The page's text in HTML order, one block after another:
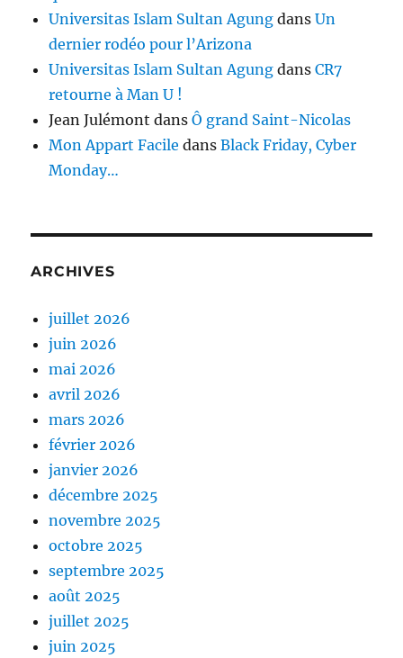
Universitas Islam Sultan Agung dansUn
dernier rodéo pour l’Arizona
Universitas Islam Sultan Agung dansCR7
retourne à Man U !
Jean Julémont dansÔ grand Saint-Nicolas
Mon Appart Facile dansBlack Friday, Cyber
Monday…
ARCHIVES
juillet 2026
juin 2026
mai 2026
avril 2026
mars 2026
février 2026
janvier 2026
décembre 2025
novembre 2025
octobre 2025
septembre 2025
août 2025
juillet 2025
juin 2025